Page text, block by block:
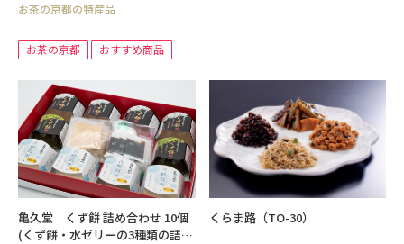
お茶の京都の特産品
お茶の京都 おすすめ商品
亀久堂 くず餅 詰め合わせ 10個
(くず餅・水ゼリーの3種類の詰合
くらま路（TO-30）